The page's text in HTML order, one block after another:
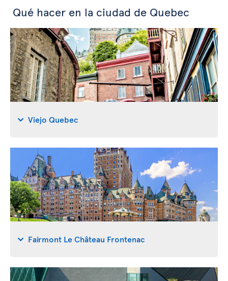
Qué hacer en la ciudad de Quebec
Viejo Quebec
Fairmont Le Château Frontenac